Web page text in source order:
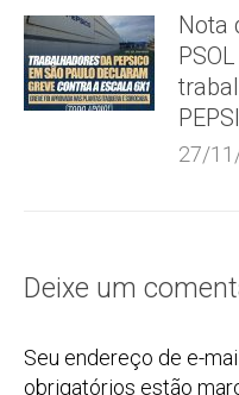
Nota
27/
Deixe um
Seu endereço de e-
obrigatórios estão